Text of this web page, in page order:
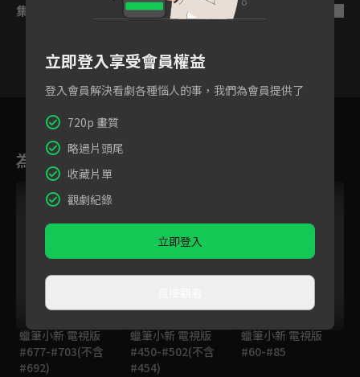
集數列表
為您推薦
蠟筆小新 電視版
#677-#703(不含
#692)
蠟筆小新 電視版
#450-#502(不含
#454)
蠟筆小新 電視版
#60-#85
立即登入享受會員權益
登入會員解決看劇各種惱人的事，我們為會員提供了
720p 畫質
略過片頭尾
收藏片單
觀劇紀錄
立即登入